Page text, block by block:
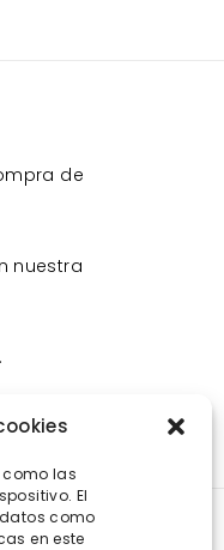
como las
El
como
en este
de
nuestra